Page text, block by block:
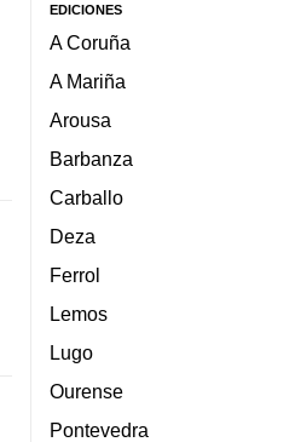
EDICIONES
A Coruña
A Mariña
Arousa
Barbanza
Carballo
Deza
Ferrol
Lemos
Lugo
Ourense
Pontevedra